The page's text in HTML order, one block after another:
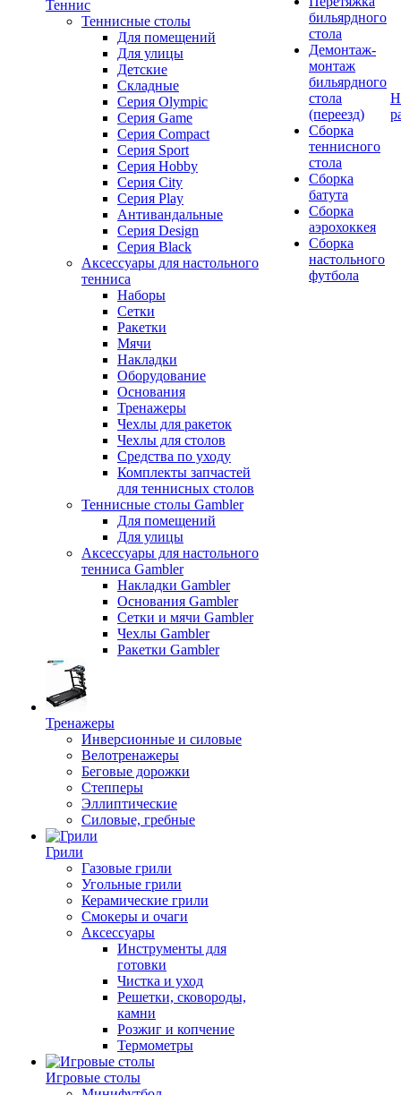
Теннис
Теннисные столы
Для помещений
Для улицы
Детские
Складные
Серия Olympic
Серия Game
Серия Compact
Серия Sport
Серия Hobby
Серия City
Серия Play
Антивандальные
Серия Design
Серия Black
Аксессуары для настольного
тенниса
Наборы
Сетки
Ракетки
Мячи
Накладки
Оборудование
Основания
Тренажеры
Чехлы для ракеток
Чехлы для столов
Средства по уходу
Комплекты запчастей
для теннисных столов
Теннисные столы Gambler
Для помещений
Для улицы
Аксессуары для настольного
тенниса Gambler
Накладки Gambler
Основания Gambler
Сетки и мячи Gambler
Чехлы Gambler
Ракетки Gambler
Тренажеры
Инверсионные и силовые
Велотренажеры
Беговые дорожки
Степперы
Эллиптические
Силовые, гребные
Грили
Газовые грили
Угольные грили
Керамические грили
Смокеры и очаги
Аксессуары
Инструменты для
готовки
Чистка и уход
Решетки, сковороды,
камни
Розжиг и копчение
Термометры
Игровые столы
бильярдного
стола
Демонтаж-
монтаж
бильярдного
стола
(переезд)
Сборка
теннисного
стола
Сборка
батута
Сборка
аэрохоккея
Сборка
настольного
футбола